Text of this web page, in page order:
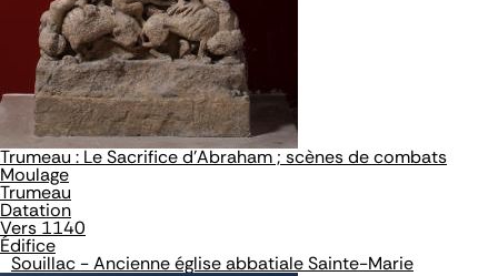
Trumeau : Le Sacrifice d'Abraham ; scènes de combats
Moulage
Trumeau
Datation
Vers 1140
Édifice
Souillac - Ancienne église abbatiale Sainte-Marie